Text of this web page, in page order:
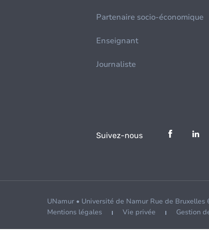
Partenaire socio-économique
Enseignant
Journaliste
Suivez-nous
UNamur • Université de Namur Rue de Bruxelles
Mentions légales
Vie privée Gestion